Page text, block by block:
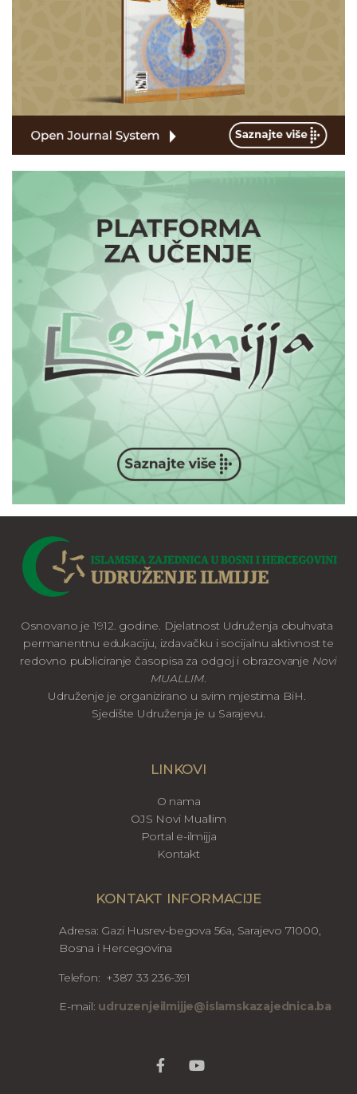
Osnovano je 1912. godine. Djelatnost Udruženja obuhvata
permanentnu edukaciju, izdavačku i socijalnu aktivnost te
redovno publiciranje časopisa za odgoj i obrazovanje Novi
MUALLIM.
Udruženje je organizirano u svim mjestima BiH.
Sjedište Udruženja je u Sarajevu.
LINKOVI
O nama
OJS Novi Muallim
Portal e-ilmijja
Kontakt
KONTAKT INFORMACIJE
Adresa: Gazi Husrev-begova 56a, Sarajevo 71000,
Bosna i Hercegovina
Telefon: +387 33 236-391
E-mail: udruzenjeilmijje@islamskazajednica.ba